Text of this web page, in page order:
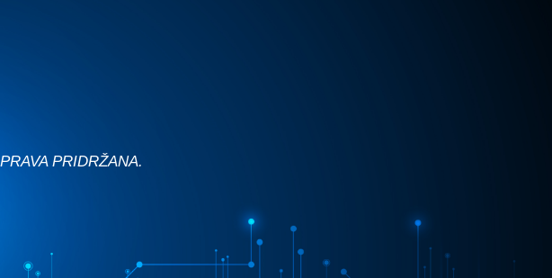
PRIDRŽANA.